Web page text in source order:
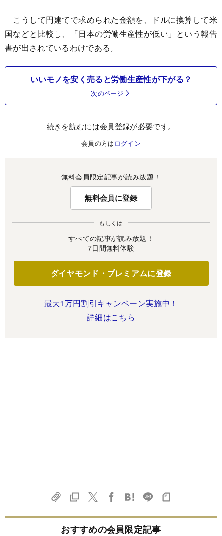
こうして円建てで求められた金額を、ドルに換算して米
国などと比較し、「日本の労働生産性が低い」という報告
書が出されているわけである。
いいモノを安く売ると労働生産性が下がる？
次のページ
続きを読むには会員登録が必要です。
会員の方は ログイン
無料会員限定記事が読み放題！
無料会員に登録
もしくは
すべての記事が読み放題！
7日間無料体験
ダイヤモンド・プレミアムに登録
最大1万円割引キャンペーン実施中！
詳細はこちら
おすすめの会員限定記事